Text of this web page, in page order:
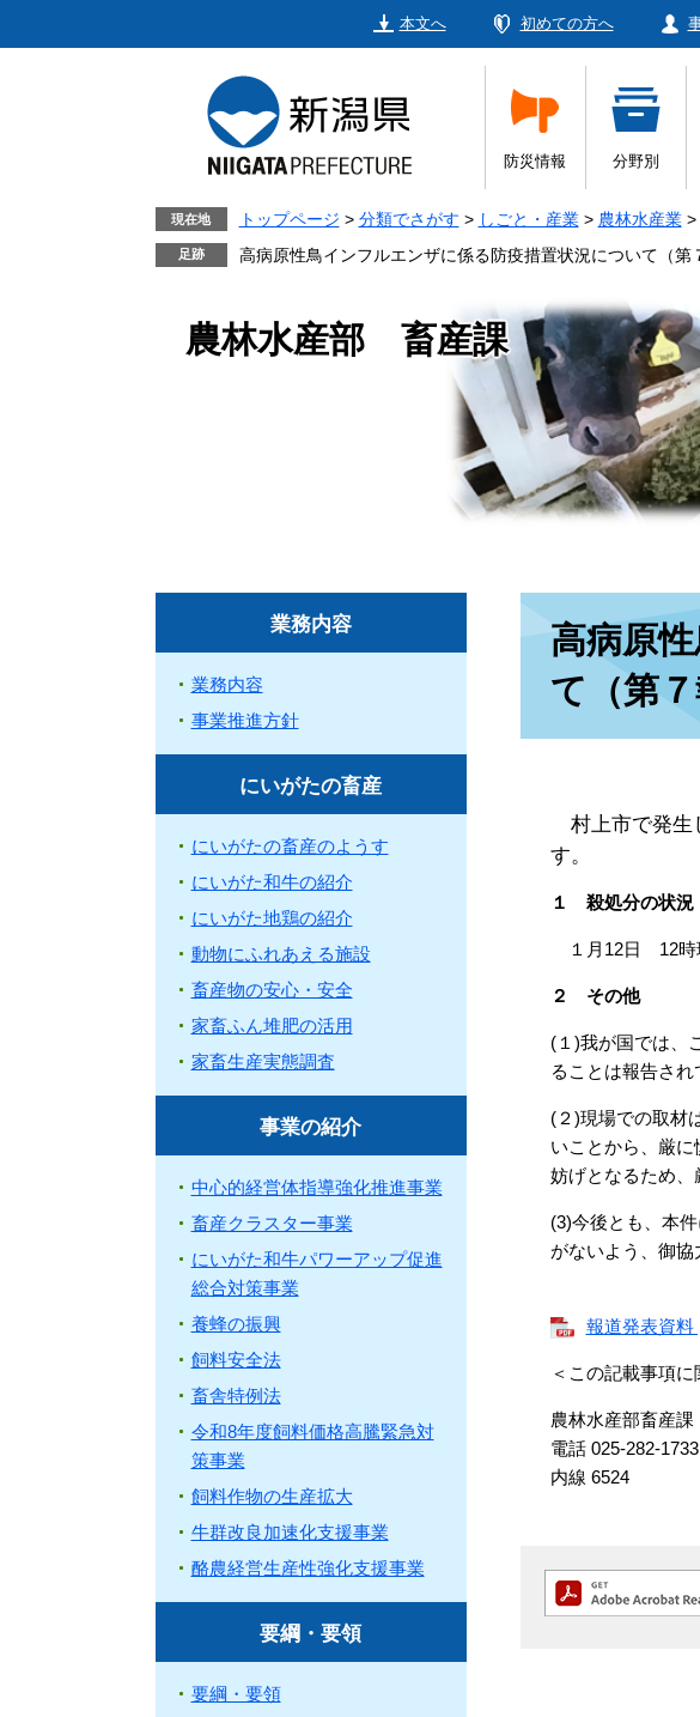
本文へ 初めての方へ
防災情報 分野別
現在地 トップページ > 分類でさがす > しごと・産業 > 農林水産業 >
高病原性鳥インフルエンザに係る防疫措置状況について（第
農林水産部 畜産課
高病原
て（第７
村上市で発生
す。
１ 殺処分の状況
１月12日 12時
２ その他
(１)我が国では、
ることは報告され
(２)現場での取材
いことから、厳
妨げとなるため、
(3)今後とも、本
がないよう、御協
報道発表資料
＜この記載事項
農林水産部畜産
電話 025-282-1733
内線 6524
業務内容
業務内容
事業推進方針
にいがたの畜産
にいがたの畜産のようす
にいがた和牛の紹介
にいがた地鶏の紹介
動物にふれあえる施設
畜産物の安心・安全
家畜ふん堆肥の活用
家畜生産実態調査
事業の紹介
中心的経営体指導強化推進事業
畜産クラスター事業
にいがた和牛パワーアップ促進
総合対策事業
養蜂の振興
飼料安全法
畜舎特例法
令和8年度飼料価格高騰緊急対
策事業
飼料作物の生産拡大
牛群改良加速化支援事業
酪農経営生産性強化支援事業
要綱・要領
要綱・要領